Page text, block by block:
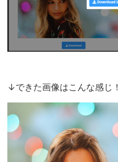
↓できた画像はこんな感じ！